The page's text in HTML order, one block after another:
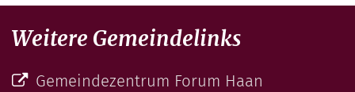
Weitere Gemeindelinks
Gemeindezentrum Forum Haan